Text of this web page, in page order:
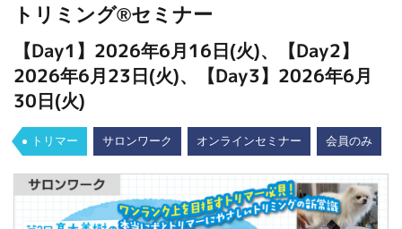
トリミング®セミナー
【Day1】2026年6月16日(火)、【Day2】
2026年6月23日(火)、【Day3】2026年6月
30日(火)
トリマー サロンワーク オンラインセミナー 会員のみ